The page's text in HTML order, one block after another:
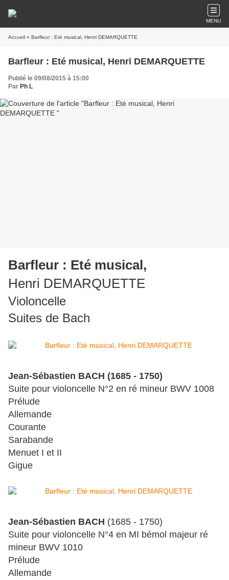
MENU
Accueil » Barfleur : Eté musical, Henri DEMARQUETTE
Barfleur : Eté musical, Henri DEMARQUETTE
Publié le 09/08/2015 à 15:00
Par Ph L
Barfleur : Eté musical,
Henri DEMARQUETTE
Violoncelle
Suites de Bach
Jean-Sébastien BACH (1685 - 1750)
Suite pour violoncelle N°2 en ré mineur BWV 1008
Prélude
Allemande
Courante
Sarabande
Menuet I et II
Gigue
Jean-Sébastien BACH (1685 - 1750)
Suite pour violoncelle N°4 en MI bémol majeur ré
mineur BWV 1010
Prélude
Allemande